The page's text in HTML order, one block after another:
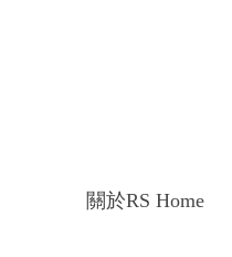
關於RS Home